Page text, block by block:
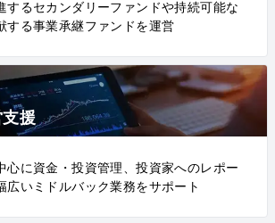
するセカンダリーファンドや持続可能な
する事業承継ファンドを運営
援
心に資金・投資管理、投資家へのレポー
広いミドルバック業務をサポート